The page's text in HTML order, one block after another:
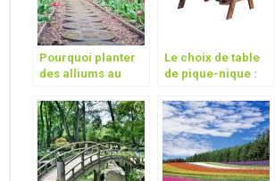
Pourquoi planter
des alliums au
Le choix de table
de pique-nique :
aluminium ?